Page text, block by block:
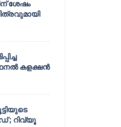
ശേഷം
കളക്ഷൻ
; റിവ്യൂ